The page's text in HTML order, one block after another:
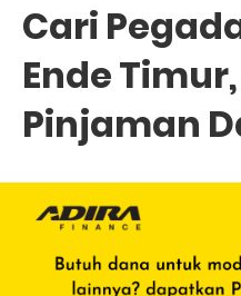
Cari
Ende
Pinjaman